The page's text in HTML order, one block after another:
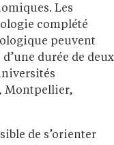
Les
complété
peuvent
durée de deux
Montpellier,
de s’orienter